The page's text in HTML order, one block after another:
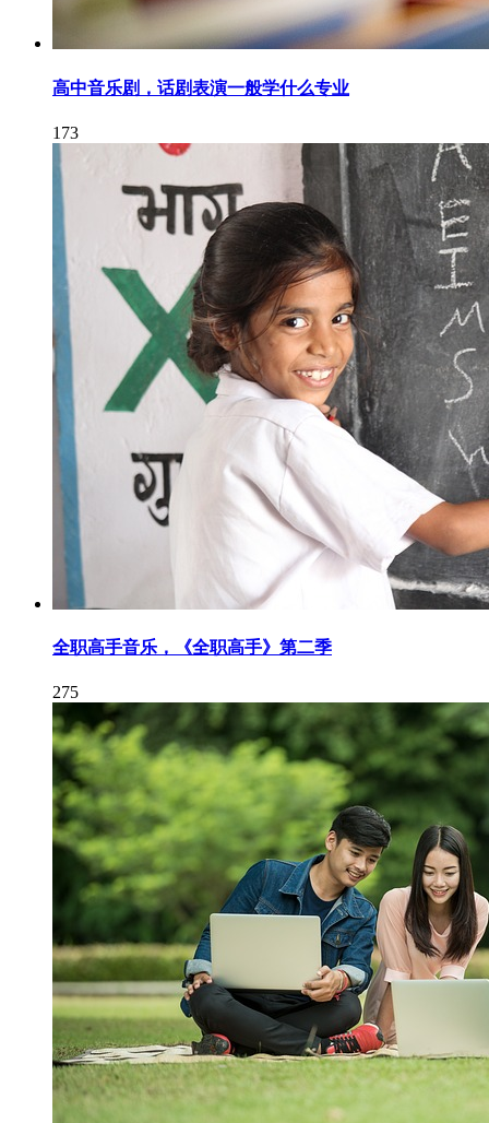
高中音乐剧，话剧表演一般学什么专业
173
全职高手音乐，《全职高手》第二季
275